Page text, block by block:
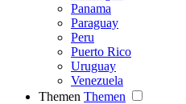
Panama
Paraguay
Peru
Puerto Rico
Uruguay
Venezuela
Themen Themen